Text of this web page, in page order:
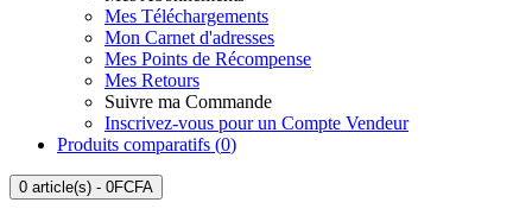
Mes Téléchargements
Mon Carnet d'adresses
Mes Points de Récompense
Mes Retours
Suivre ma Commande
Inscrivez-vous pour un Compte Vendeur
Produits comparatifs (0)
0 article(s) - 0FCFA